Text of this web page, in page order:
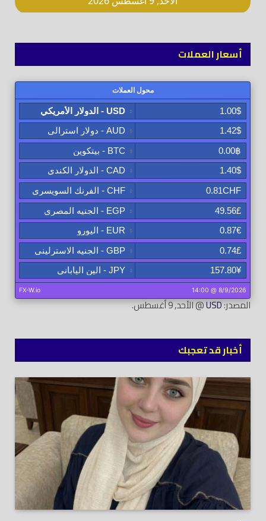
أسعار العملات
المصدر:USD@ الأحد, 9 أغسطس.
أخبار قد تعجبك